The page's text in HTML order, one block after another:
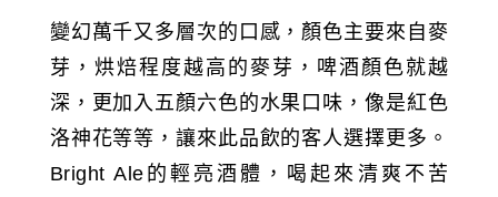
變幻萬千又多層次的口感，顏色主要來自麥
芽，烘焙程度越高的麥芽，啤酒顏色就越
深，更加入五顏六色的水果口味，像是紅色
洛神花等等，讓來此品飲的客人選擇更多。
Bright Ale的輕亮酒體，喝起來清爽不苦